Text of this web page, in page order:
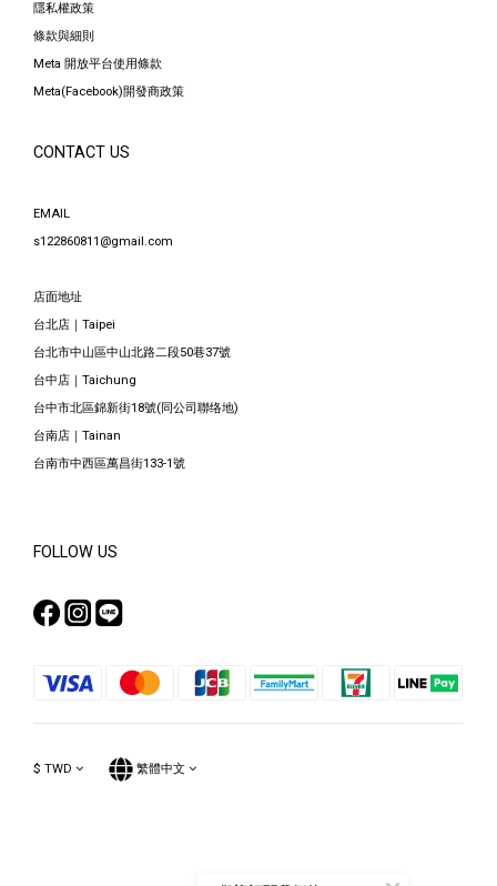
隱私權政策
條款與細則
Meta 開放平台使用條款
Meta(Facebook)開發商政策
CONTACT US
EMAIL
s122860811@gmail.com
店面地址
台北店｜Taipei
台北市中山區中山北路二段50巷37號
台中店｜Taichung
台中市北區錦新街18號(同公司聯络地)
台南店｜Tainan
台南市中西區萬昌街133-1號
FOLLOW US
$ TWD 繁體中文